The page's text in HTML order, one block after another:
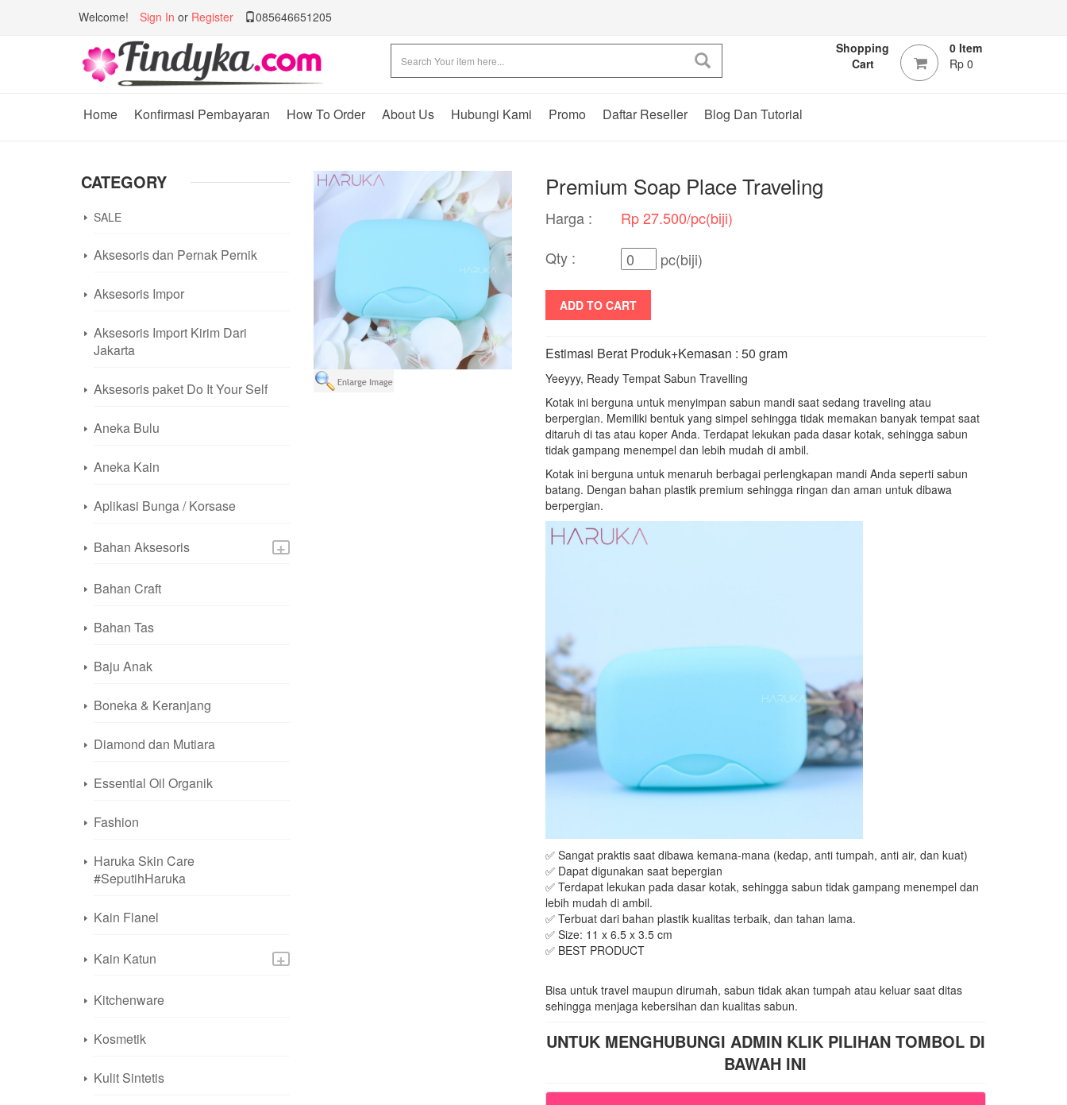
Welcome! Sign In or Register
085646651205
Shopping
Cart
0 Item
Rp 0
Home Konfirmasi Pembayaran How To Order About Us Hubungi Kami Promo Daftar Reseller Blog Dan Tutorial
CATEGORY
SALE
Aksesoris dan Pernak Pernik
Aksesoris Impor
Aksesoris Import Kirim Dari
Jakarta
Aksesoris paket Do It Your Self
Aneka Bulu
Aneka Kain
Aplikasi Bunga / Korsase
+
Bahan Aksesoris
Bahan Craft
Bahan Tas
Baju Anak
Boneka & Keranjang
Diamond dan Mutiara
Essential Oil Organik
Fashion
Haruka Skin Care
#SeputihHaruka
Kain Flanel
+
Kain Katun
Kitchenware
Kosmetik
Kulit Sintetis
Premium Soap Place Traveling
Harga :
Rp 27.500/pc(biji)
Qty :
pc(biji)
ADD TO CART
Estimasi Berat Produk+Kemasan : 50 gram
Yeeyyy, Ready Tempat Sabun Travelling
Kotak ini berguna untuk menyimpan sabun mandi saat sedang traveling atau
berpergian. Memiliki bentuk yang simpel sehingga tidak memakan banyak tempat saat
ditaruh di tas atau koper Anda. Terdapat lekukan pada dasar kotak, sehingga sabun
tidak gampang menempel dan lebih mudah di ambil.
Kotak ini berguna untuk menaruh berbagai perlengkapan mandi Anda seperti sabun
batang. Dengan bahan plastik premium sehingga ringan dan aman untuk dibawa
berpergian.
✅ Sangat praktis saat dibawa kemana-mana (kedap, anti tumpah, anti air, dan kuat)
✅ Dapat digunakan saat bepergian
✅ Terdapat lekukan pada dasar kotak, sehingga sabun tidak gampang menempel dan
lebih mudah di ambil.
✅ Terbuat dari bahan plastik kualitas terbaik, dan tahan lama.
✅ Size: 11 x 6.5 x 3.5 cm
✅ BEST PRODUCT
Bisa untuk travel maupun dirumah, sabun tidak akan tumpah atau keluar saat ditas
sehingga menjaga kebersihan dan kualitas sabun.
UNTUK MENGHUBUNGI ADMIN KLIK PILIHAN TOMBOL DI
BAWAH INI